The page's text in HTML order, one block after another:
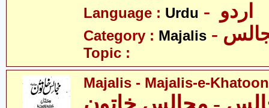
Language : Urdu
Category : Majalis
Topic :
Majalis - Majalis-e-Khatoon